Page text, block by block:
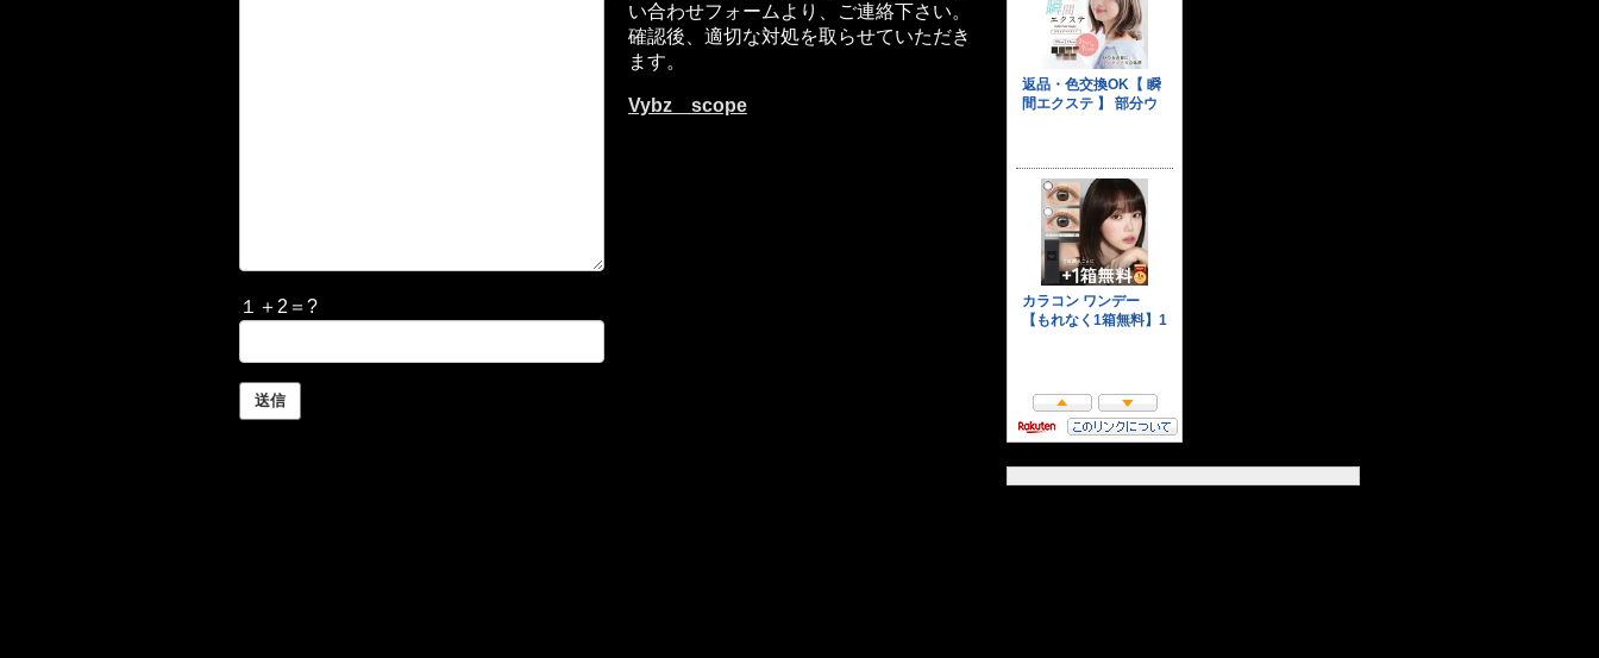
１＋2＝?
い合わせフォームより、ご連絡下さい。
確認後、適切な対処を取らせていただき
ます。
Vybz scope